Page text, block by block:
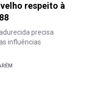
respeito à
precisa
influências